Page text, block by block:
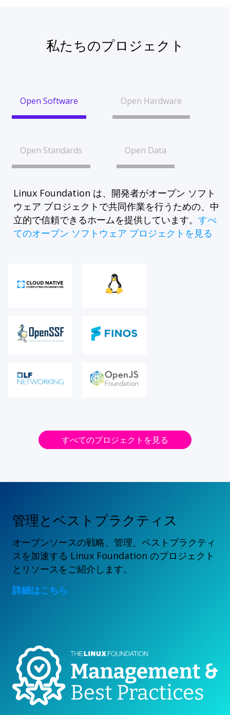
私たちのプロジェクト
Open Software Open Hardware
Open Standards Open Data
Linux Foundation は、開発者がオープン ソフト
ウェア プロジェクトで共同作業を行うための、中
立的で信頼できるホームを提供しています。 すべ
てのオープン ソフトウェア プロジェクトを見る
すべてのプロジェクトを見る
管理とベストプラクティス
オープンソースの戦略、管理、ベストプラクティ
スを加速する Linux Foundation のプロジェクト
とリソースをご紹介します。
詳細はこちら